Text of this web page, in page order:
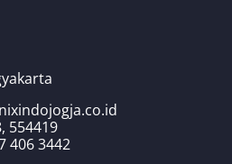
554419
406 3442